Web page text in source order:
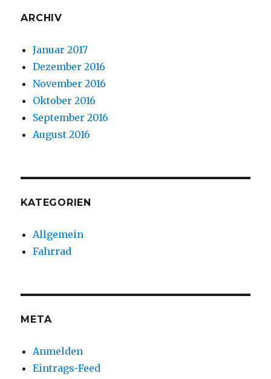
ARCHIV
Januar 2017
Dezember 2016
November 2016
Oktober 2016
September 2016
August 2016
KATEGORIEN
Allgemein
Fahrrad
META
Anmelden
Eintrags-Feed